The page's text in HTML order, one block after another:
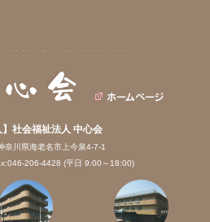
】社会福祉法人 中心会
奈川県海老名市上今泉4-7-1
206-4428 (平日 9:00～18:00)